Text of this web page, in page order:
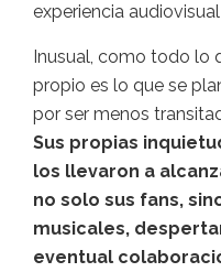
experiencia
Inusual, como todo lo
propio es lo que se
por ser menos
Sus propias
los llevaron a
no solo sus fans,
musicales,
eventual